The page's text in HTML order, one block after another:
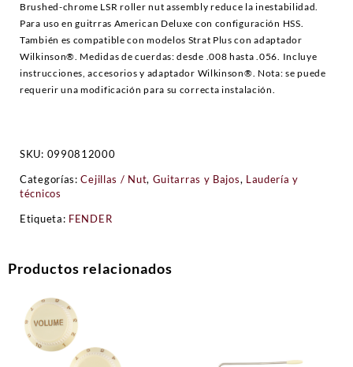
Brushed-chrome LSR roller nut assembly reduce la inestabilidad.
Para uso en guitrras American Deluxe con configuración HSS.
También es compatible con modelos Strat Plus con adaptador
Wilkinson®. Medidas de cuerdas: desde .008 hasta .056. Incluye
instrucciones, accesorios y adaptador Wilkinson®. Nota: se puede
requerir una modificación para su correcta instalación.
SKU: 0990812000
Categorías:Cejillas / Nut, Guitarras y Bajos, Laudería y
técnicos
Etiqueta: FENDER
Productos relacionados